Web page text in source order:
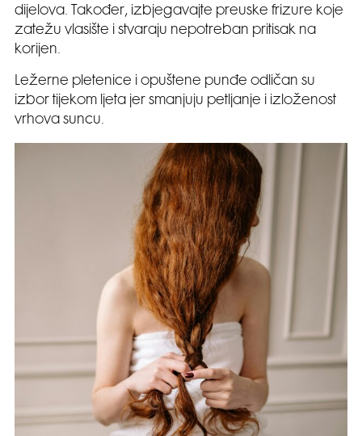
dijelova. Također, izbjegavajte preuske frizure koje
zatežu vlasište i stvaraju nepotreban pritisak na
korijen.
Ležerne pletenice i opuštene punđe odličan su
izbor tijekom ljeta jer smanjuju petljanje i izloženost
vrhova suncu.